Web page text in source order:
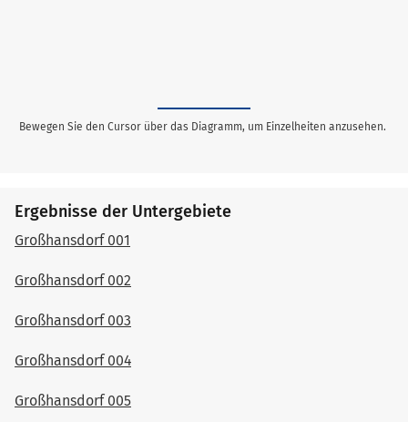
Bewegen Sie den Cursor über das Diagramm, um Einzelheiten anzusehen.
Ergebnisse der Untergebiete
Großhansdorf 001
Großhansdorf 002
Großhansdorf 003
Großhansdorf 004
Großhansdorf 005